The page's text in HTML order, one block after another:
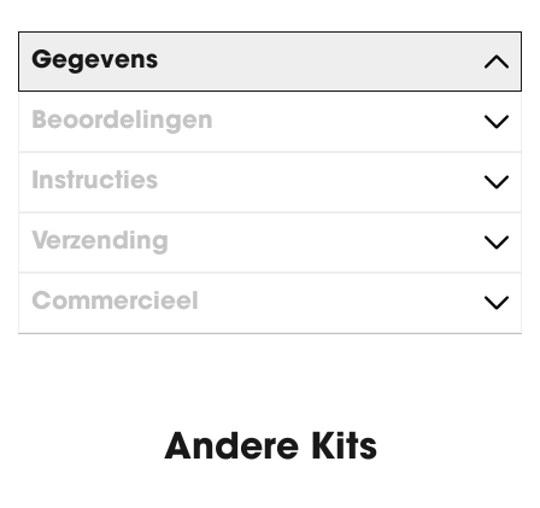
Gegevens
Beoordelingen
Instructies
Verzending
Commercieel
Andere Kits